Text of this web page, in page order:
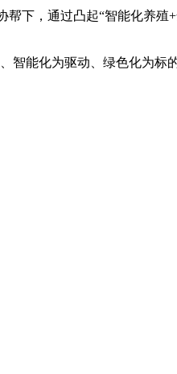
下，通过凸起“智能化养殖
能化为驱动、绿色化为标